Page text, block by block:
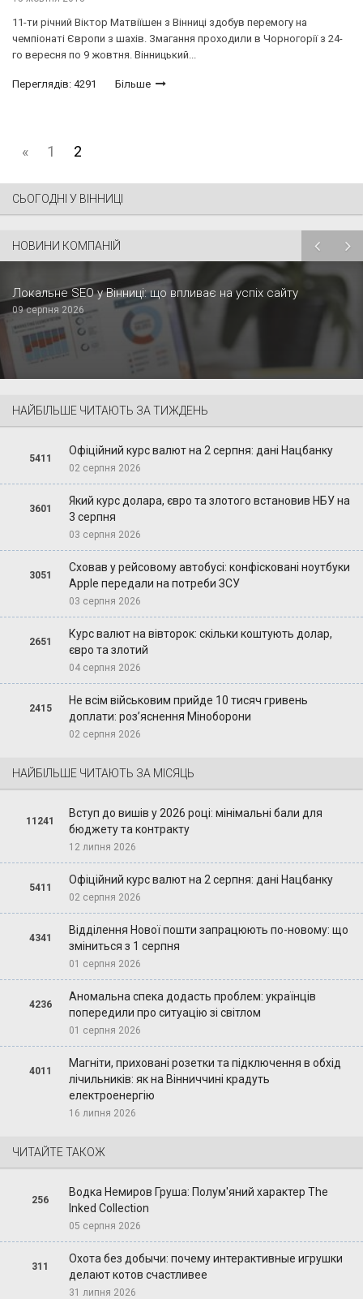
11-ти річний Віктор Матвіїшен з Вінниці здобув перемогу на
чемпіонаті Європи з шахів. Змагання проходили в Чорногорії з 24-
го вересня по 9 жовтня. Вінницький...
Переглядів: 4291 Більше
« 1 2
СЬОГОДНІ У ВІННИЦІ
НОВИНИ КОМПАНІЙ
Локальне SEO у Вінниці: що впливає на успіх сайту
09 серпня 2026
НАЙБІЛЬШЕ ЧИТАЮТЬ ЗА ТИЖДЕНЬ
5411
Офіційний курс валют на 2 серпня: дані Нацбанку
02 серпня 2026
3601
Який курс долара, євро та злотого встановив НБУ на
3 серпня
03 серпня 2026
3051
Сховав у рейсовому автобусі: конфісковані ноутбуки
Apple передали на потреби ЗСУ
03 серпня 2026
2651
Курс валют на вівторок: скільки коштують долар,
євро та злотий
04 серпня 2026
2415
Не всім військовим прийде 10 тисяч гривень
доплати: роз’яснення Міноборони
02 серпня 2026
НАЙБІЛЬШЕ ЧИТАЮТЬ ЗА МІСЯЦЬ
11241
Вступ до вишів у 2026 році: мінімальні бали для
бюджету та контракту
12 липня 2026
5411
Офіційний курс валют на 2 серпня: дані Нацбанку
02 серпня 2026
4341
Відділення Нової пошти запрацюють по-новому: що
зміниться з 1 серпня
01 серпня 2026
4236
Аномальна спека додасть проблем: українців
попередили про ситуацію зі світлом
01 серпня 2026
4011
Магніти, приховані розетки та підключення в обхід
лічильників: як на Вінниччині крадуть
електроенергію
16 липня 2026
ЧИТАЙТЕ ТАКОЖ
256
Водка Немиров Груша: Полум'яний характер The
Inked Collection
05 серпня 2026
311
Охота без добычи: почему интерактивные игрушки
делают котов счастливее
31 липня 2026